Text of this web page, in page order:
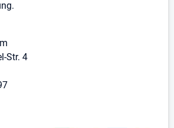
Str. 4